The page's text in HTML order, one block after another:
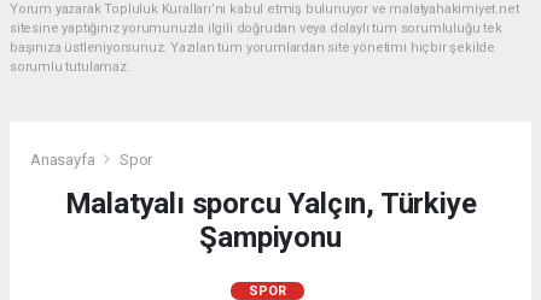
Yorum yazarak Topluluk Kuralları’nı kabul etmiş bulunuyor ve malatyahakimiyet.net
sitesine yaptığınız yorumunuzla ilgili doğrudan veya dolaylı tüm sorumluluğu tek
başınıza üstleniyorsunuz. Yazılan tüm yorumlardan site yönetimi hiçbir şekilde
sorumlu tutulamaz.
Anasayfa Spor
Malatyalı sporcu Yalçın, Türkiye
Şampiyonu
SPOR